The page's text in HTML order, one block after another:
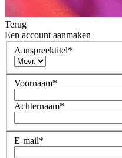
Terug
Een account aanmaken
Aanspreektitel*
Voornaam*
Achternaam*
E-mail*